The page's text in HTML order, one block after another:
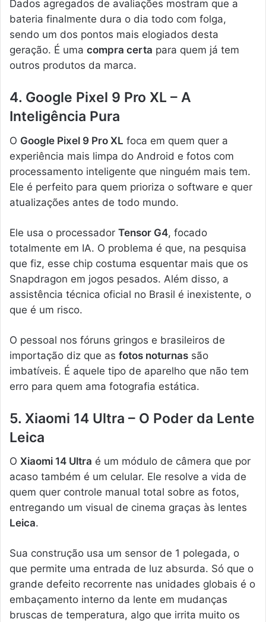
Dados agregados de avaliações mostram que a
bateria finalmente dura o dia todo com folga,
sendo um dos pontos mais elogiados desta
geração. É uma compra certa para quem já tem
outros produtos da marca.
4. Google Pixel 9 Pro XL – A
Inteligência Pura
O Google Pixel 9 Pro XL foca em quem quer a
experiência mais limpa do Android e fotos com
processamento inteligente que ninguém mais tem.
Ele é perfeito para quem prioriza o software e quer
atualizações antes de todo mundo.
Ele usa o processador Tensor G4, focado
totalmente em IA. O problema é que, na pesquisa
que fiz, esse chip costuma esquentar mais que os
Snapdragon em jogos pesados. Além disso, a
assistência técnica oficial no Brasil é inexistente, o
que é um risco.
O pessoal nos fóruns gringos e brasileiros de
importação diz que as fotos noturnas são
imbatíveis. É aquele tipo de aparelho que não tem
erro para quem ama fotografia estática.
5. Xiaomi 14 Ultra – O Poder da Lente
Leica
O Xiaomi 14 Ultra é um módulo de câmera que por
acaso também é um celular. Ele resolve a vida de
quem quer controle manual total sobre as fotos,
entregando um visual de cinema graças às lentes
Leica.
Sua construção usa um sensor de 1 polegada, o
que permite uma entrada de luz absurda. Só que o
grande defeito recorrente nas unidades globais é o
embaçamento interno da lente em mudanças
bruscas de temperatura, algo que irrita muito os